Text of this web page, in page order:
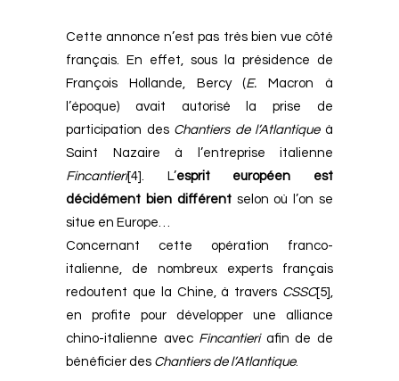
Cette annonce n’est pas très bien vue côté
français. En effet, sous la présidence de
François Hollande, Bercy (E. Macron à
l’époque) avait autorisé la prise de
participation des Chantiers de l’Atlantiqueà
Saint Nazaire à l’entreprise italienne
Fincantieri[4]. L’esprit européen est
décidément bien différentselon où l’on se
situe en Europe…
Concernant cette opération franco-
italienne, de nombreux experts français
redoutent que la Chine, à travers CSSC[5],
en profite pour développer une alliance
chino-italienne avec Fincantieriafin de de
bénéficier des Chantiers de l’Atlantique.